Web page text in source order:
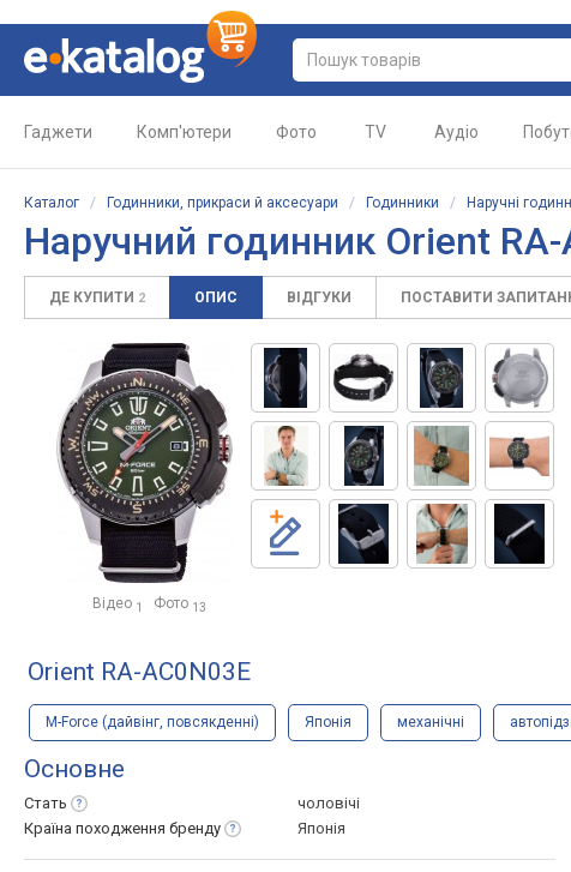
Гаджети Комп'ютери Фото TV Аудіо
Каталог / Годинники, прикраси й аксесуари / Годинники / Наручні
Наручний годинник Orient RA-
ДЕ КУПИТИ 2 ОПИС ВІДГУКИ ПОСТАВИТИ
Відео 1 Фото 13
Orient RA-AC0N03E
M-Force (дайвінг, повсякденні) Японія механічні
Основне
Стать
чоловічі
Країна походження бренду Японія